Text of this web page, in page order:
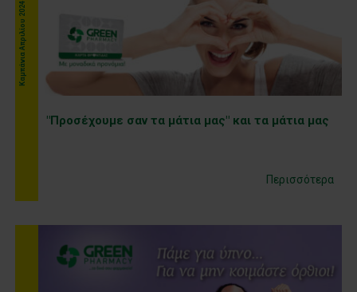
Καμπάνια Απριλίου 2024
"Προσέχουμε σαν τα μάτια μας" και τα μάτια μας
Περισσότερα